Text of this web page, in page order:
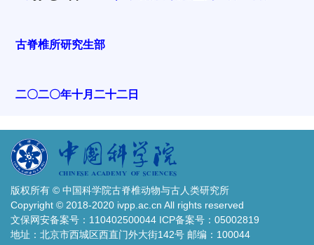
古脊椎所研究生部
二〇二〇年十月二十二日
版权所有 © 中国科学院古脊椎动物与古人类研究所
Copyright © 2018-2020 ivpp.ac.cn All rights reserved
文保网安备案号：110402500044 ICP备案号：05002819
地址：北京市西城区西直门外大街142号 邮编：100044